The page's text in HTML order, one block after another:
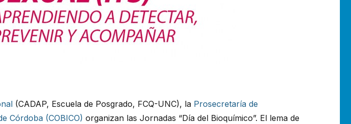
(CADAP, Escuela de Posgrado, FCQ-UNC), la Prosecretaría de
Córdoba (COBICO) organizan las Jornadas “Día del Bioquímico”. El lema de